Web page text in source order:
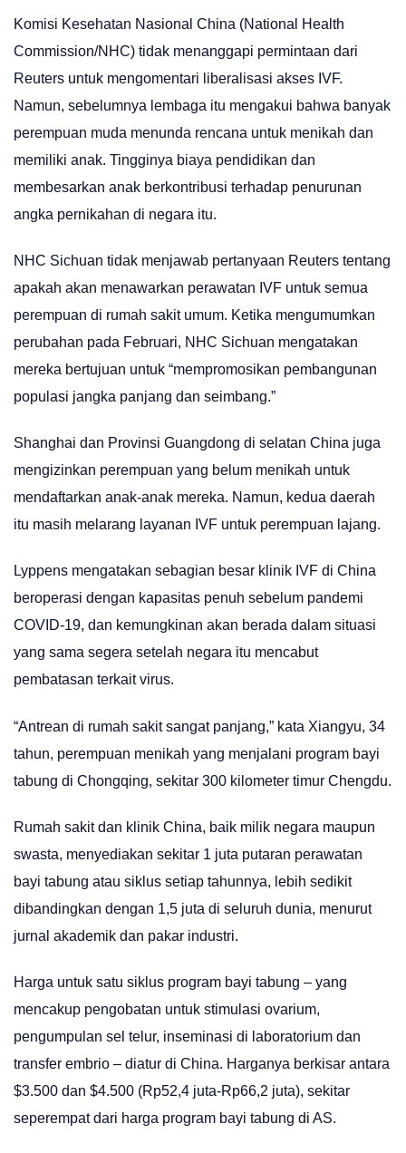
Komisi Kesehatan Nasional China (National Health
Commission/NHC) tidak menanggapi permintaan dari
Reuters untuk mengomentari liberalisasi akses IVF.
Namun, sebelumnya lembaga itu mengakui bahwa banyak
perempuan muda menunda rencana untuk menikah dan
memiliki anak. Tingginya biaya pendidikan dan
membesarkan anak berkontribusi terhadap penurunan
angka pernikahan di negara itu.
NHC Sichuan tidak menjawab pertanyaan Reuters tentang
apakah akan menawarkan perawatan IVF untuk semua
perempuan di rumah sakit umum. Ketika mengumumkan
perubahan pada Februari, NHC Sichuan mengatakan
mereka bertujuan untuk “mempromosikan pembangunan
populasi jangka panjang dan seimbang.”
Shanghai dan Provinsi Guangdong di selatan China juga
mengizinkan perempuan yang belum menikah untuk
mendaftarkan anak-anak mereka. Namun, kedua daerah
itu masih melarang layanan IVF untuk perempuan lajang.
Lyppens mengatakan sebagian besar klinik IVF di China
beroperasi dengan kapasitas penuh sebelum pandemi
COVID-19, dan kemungkinan akan berada dalam situasi
yang sama segera setelah negara itu mencabut
pembatasan terkait virus.
“Antrean di rumah sakit sangat panjang,” kata Xiangyu, 34
tahun, perempuan menikah yang menjalani program bayi
tabung di Chongqing, sekitar 300 kilometer timur Chengdu.
Rumah sakit dan klinik China, baik milik negara maupun
swasta, menyediakan sekitar 1 juta putaran perawatan
bayi tabung atau siklus setiap tahunnya, lebih sedikit
dibandingkan dengan 1,5 juta di seluruh dunia, menurut
jurnal akademik dan pakar industri.
Harga untuk satu siklus program bayi tabung – yang
mencakup pengobatan untuk stimulasi ovarium,
pengumpulan sel telur, inseminasi di laboratorium dan
transfer embrio – diatur di China. Harganya berkisar antara
$3.500 dan $4.500 (Rp52,4 juta-Rp66,2 juta), sekitar
seperempat dari harga program bayi tabung di AS.